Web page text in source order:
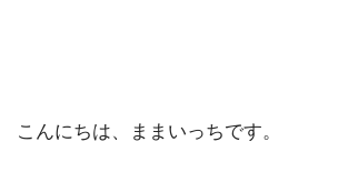
こんにちは、ままいっちです。